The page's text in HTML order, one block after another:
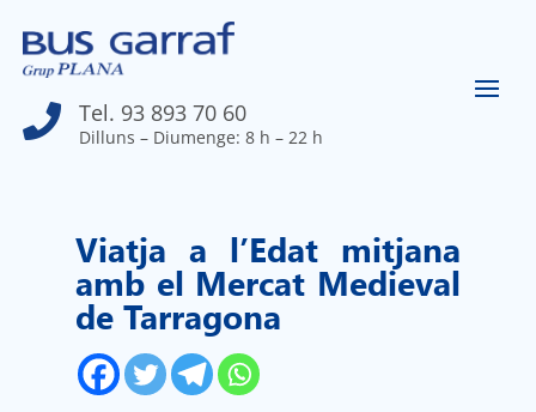
 Tel. 93 893 70 60
Dilluns – Diumenge: 8 h – 22 h
Viatja a l’Edat mitjana
amb el Mercat Medieval
de Tarragona